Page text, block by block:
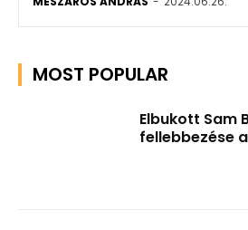
MOST POPULAR
Elbukott Sam
fellebbezése